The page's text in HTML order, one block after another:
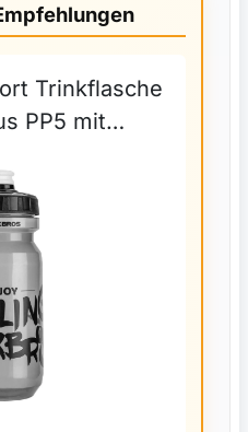
Trinkflasche
PP5 mit